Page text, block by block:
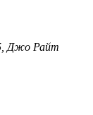
Джо Райт